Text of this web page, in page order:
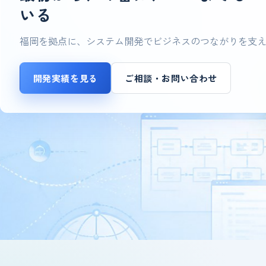
いる
福岡を拠点に、システム開発でビジネスのつながりを支
開発実績を見る ご相談・お問い合わせ